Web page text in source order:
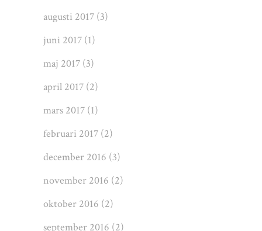
augusti 2017 (3)
juni 2017 (1)
maj 2017 (3)
april 2017 (2)
mars 2017 (1)
februari 2017 (2)
december 2016 (3)
november 2016 (2)
oktober 2016 (2)
september 2016 (2)